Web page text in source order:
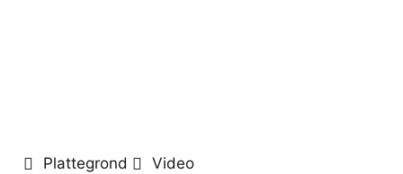
Plattegrond Video